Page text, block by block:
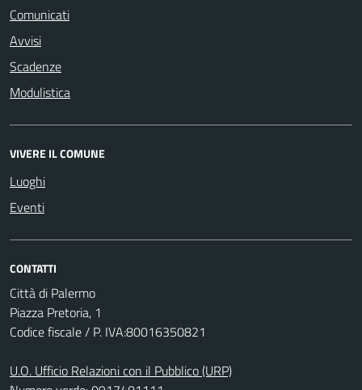
Comunicati
Avvisi
Scadenze
Modulistica
VIVERE IL COMUNE
Luoghi
Eventi
CONTATTI
Città di Palermo
Piazza Pretoria, 1
Codice fiscale / P. IVA:80016350821
U.O. Ufficio Relazioni con il Pubblico (URP)